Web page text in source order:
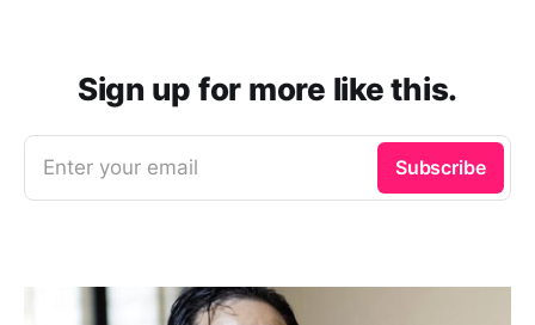
Sign up for more like this.
Enter your email Subscribe